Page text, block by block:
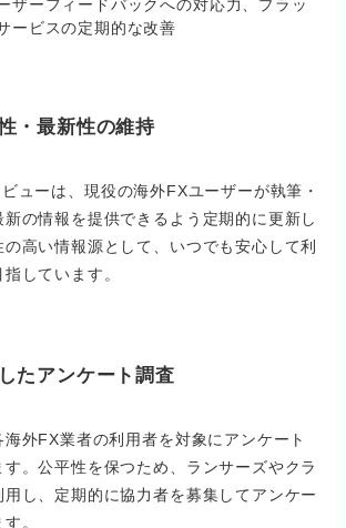
ザーフィードバックへの対応力、プラッ
ービスの定期的な改善
・最新性の維持
ューは、現役の海外FXユーザーが執筆・
の情報を提供できるよう定期的に更新し
高い情報源として、いつでも安心して利
しています。
たアンケート調査
外FX業者の利用者を対象にアンケート
。公平性を保つため、ランサーズやクラ
し、定期的に協力者を募集してアンケー
。